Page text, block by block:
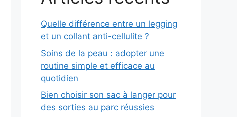
Quelle différence entre un legging
et un collant anti-cellulite ?
Soins de la peau : adopter une
routine simple et efficace au
quotidien
Bien choisir son sac à langer pour
des sorties au parc réussies